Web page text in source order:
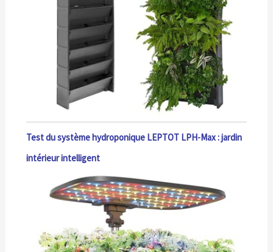
Test du système hydroponique LEPTOT LPH-Max : jardin
intérieur intelligent